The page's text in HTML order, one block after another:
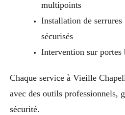
multipoints
Installation de
sécurisés
Intervention sur
Chaque service à Vieille
avec des outils professionnels,
sécurité.